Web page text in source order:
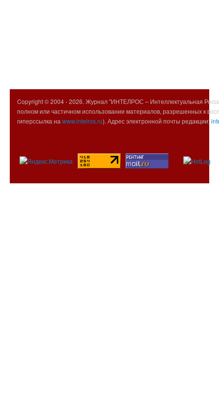
Copyright © 2004 -2026. Журнал "ИНТЕЛРОС – Интеллектуальная
полном или частичном использовании материалов, разрешенных к
гиперссылка на www.intelros.ru). Адрес электронной почты редакции: